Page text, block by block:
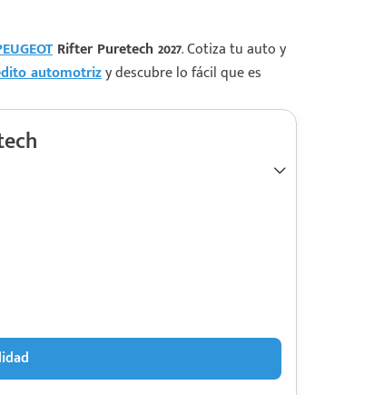
Rifter Puretech 2027. Cotiza tu auto y
automotrizy descubre lo fácil que es